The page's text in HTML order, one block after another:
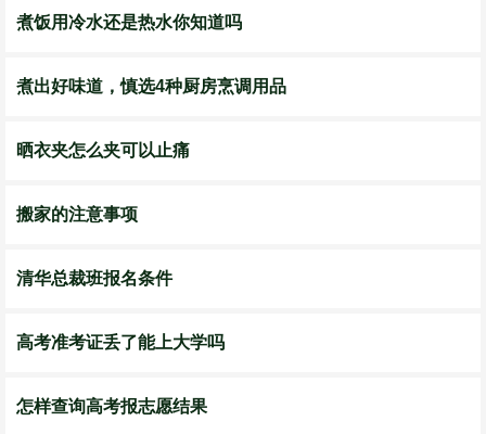
煮饭用冷水还是热水你知道吗
煮出好味道，慎选4种厨房烹调用品
晒衣夹怎么夹可以止痛
搬家的注意事项
清华总裁班报名条件
高考准考证丢了能上大学吗
怎样查询高考报志愿结果